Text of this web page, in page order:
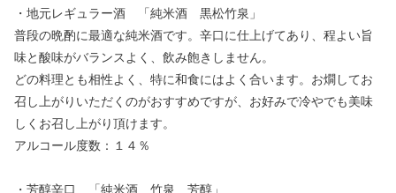
・地元レギュラー酒 「純米酒 黒松竹泉」
普段の晩酌に最適な純米酒です。辛口に仕上げてあり、程よい旨
味と酸味がバランスよく、飲み飽きしません。
どの料理とも相性よく、特に和食にはよく合います。お燗してお
召し上がりいただくのがおすすめですが、お好みで冷やでも美味
しくお召し上がり頂けます。
アルコール度数：１４％
・芳醇辛口 「純米酒 竹泉 芳醇」